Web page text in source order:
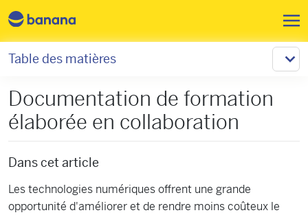
Documentation de formation
élaborée en collaboration
Dans cet article
Les technologies numériques offrent une grande
opportunité d'améliorer et de rendre moins coûteux le
Table des matières